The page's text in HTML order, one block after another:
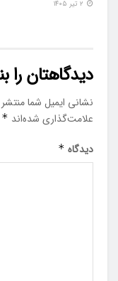
دیدگاهتان را
نشانی ایمیل شما
علامت‌گذاری شده‌اند *
دیدگاه *